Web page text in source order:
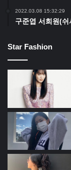
2022.03.08 15:32:29
구준엽 서희원(
Star Fashion